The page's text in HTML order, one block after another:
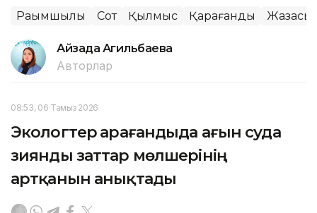
Рақымшылық Сот Қылмыс Қарағанды
Айзада Агильбаева
Авторлар
08:53, 06 Тамыз 2026
Экологтер Қарағандыда ағын суда
зиянды заттар мөлшерінің
артқанын анықтады